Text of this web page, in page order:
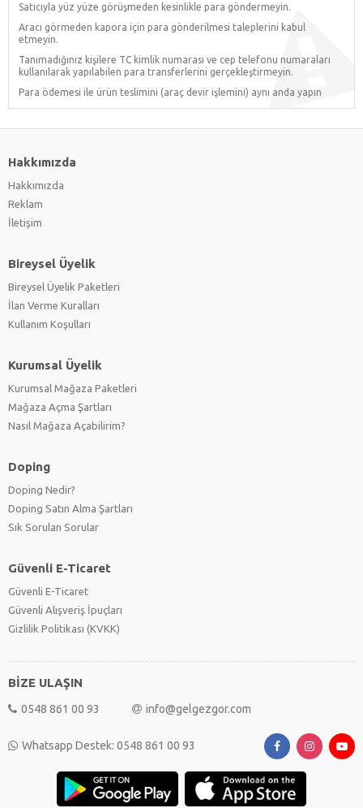
Satıcıyla yüz yüze görüşmeden kesinlikle para göndermeyin.
Aracı görmeden kapora için para gönderilmesi taleplerini kabul
etmeyin.
Tanımadığınız kişilere TC kimlik numarası ve cep telefonu numaraları
kullanılarak yapılabilen para transferlerini gerçekleştirmeyin.
Para ödemesi ile ürün teslimini (araç devir işlemini) aynı anda yapın
Hakkımızda
Hakkımızda
Reklam
İletişim
Bireysel Üyelik
Bireysel Üyelik Paketleri
İlan Verme Kuralları
Kullanım Koşulları
Kurumsal Üyelik
Kurumsal Mağaza Paketleri
Mağaza Açma Şartları
Nasıl Mağaza Açabilirim?
Doping
Doping Nedir?
Doping Satın Alma Şartları
Sık Sorulan Sorular
Güvenli E-Ticaret
Güvenli E-Ticaret
Güvenli Alışveriş İpuçları
Gizlilik Politikası (KVKK)
BİZE ULAŞIN
0548 861 00 93 info@gelgezgor.com
Whatsapp Destek: 0548 861 00 93